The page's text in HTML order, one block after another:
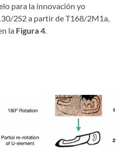
para la innovación yo
2S2 a partir de T168/2M1a,
la Figura 4